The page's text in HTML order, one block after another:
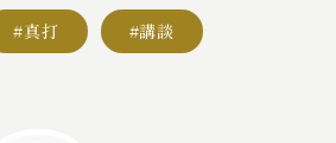
#真打 #講談